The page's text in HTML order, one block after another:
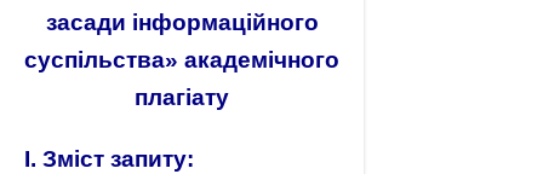
засади інформаційного
суспільства» академічного
плагіату
І. Зміст запиту: